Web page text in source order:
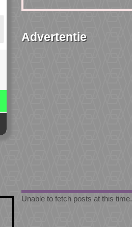
Advertentie
Unable to fetch posts at this time.